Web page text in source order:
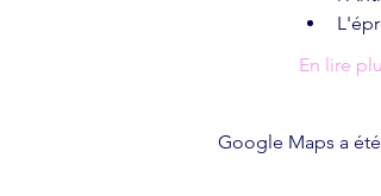
En lire
Google Maps a